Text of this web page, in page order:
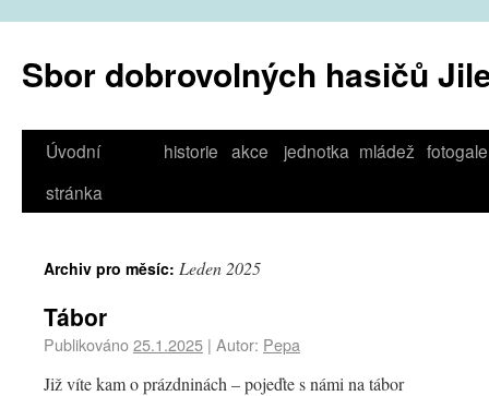
Sbor dobrovolných hasičů
Úvodní
stránka
historie akce jednotka mládež
Archiv pro měsíc: Leden 2025
Tábor
Publikováno25.1.2025 | Autor: Pepa
Již víte kam o prázdninách – pojeďte s námi na tábor